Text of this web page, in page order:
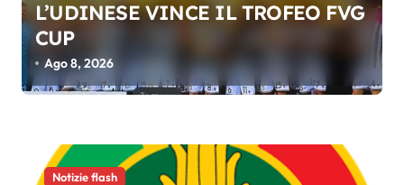
t
c
L’UDINESE VINCE IL TROFEO FVG
CUP
Ago 8, 2026
Notizie flash